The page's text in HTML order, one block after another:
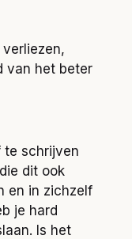
van het beter
te schrijven
dit ook
en in zichzelf
je hard
Is het